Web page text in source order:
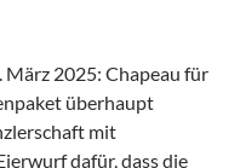
März 2025: Chapeau für
überhaupt
mit
dafür, dass die